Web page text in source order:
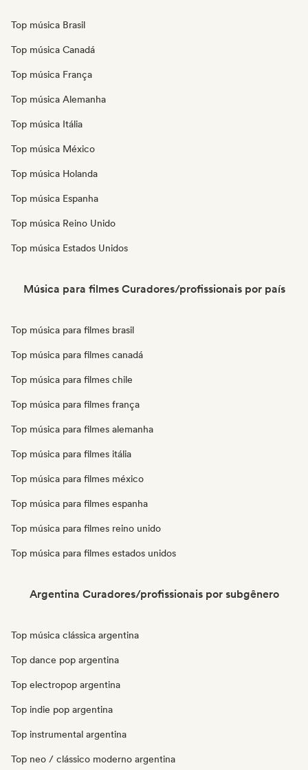
Top música Brasil
Top música Canadá
Top música França
Top música Alemanha
Top música Itália
Top música México
Top música Holanda
Top música Espanha
Top música Reino Unido
Top música Estados Unidos
Música para filmes Curadores/profissionais por país
Top música para filmes brasil
Top música para filmes canadá
Top música para filmes chile
Top música para filmes frança
Top música para filmes alemanha
Top música para filmes itália
Top música para filmes méxico
Top música para filmes espanha
Top música para filmes reino unido
Top música para filmes estados unidos
Argentina Curadores/profissionais por subgênero
Top música clássica argentina
Top dance pop argentina
Top electropop argentina
Top indie pop argentina
Top instrumental argentina
Top neo / clássico moderno argentina